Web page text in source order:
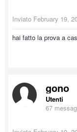
Inviato February 19,
hai fatto la prova a
gono
Utenti
67